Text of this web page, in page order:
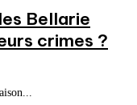
Bellarie
crimes ?